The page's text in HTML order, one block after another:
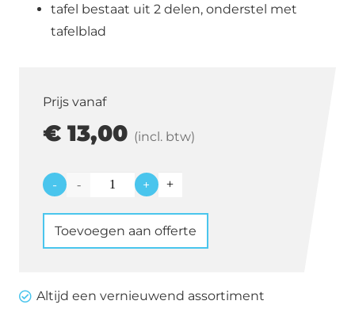
tafel bestaat uit 2 delen, onderstel met
tafelblad
Prijs vanaf
€ 13,00 (incl. btw)
-
Tafel
Friends
128
cm
+
Toevoegen aan offerte
Altijd een vernieuwend assortiment